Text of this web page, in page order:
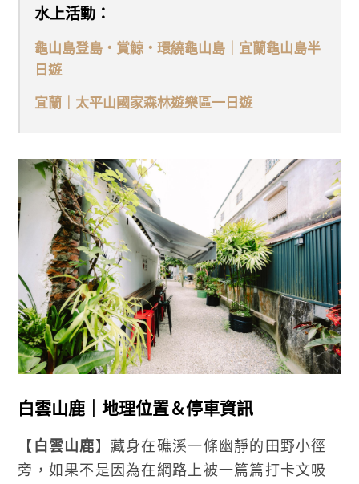
水上活動：
龜山島登島・賞鯨・環繞龜山島｜宜蘭龜山島半
日遊
宜蘭｜太平山國家森林遊樂區一日遊
白雲山鹿｜地理位置＆停車資訊
【 白雲山鹿】藏身在礁溪一條幽靜的田野小徑
旁，如果不是因為在網路上被一篇篇打卡文吸